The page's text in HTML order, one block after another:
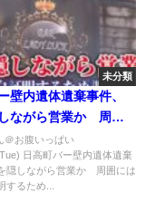
未分類
壁内遺体遺棄事件、
ながら営業か 周囲
を証明するために調
と話す
＠お腹いっぱい
日高町バー壁内遺体遺棄
隠しながら営業か 周囲には
するため...